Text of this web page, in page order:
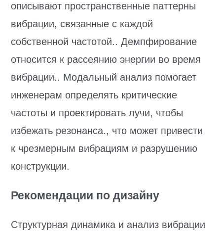
описывают пространственные паттерны
вибрации, связанные с каждой
собственной частотой.. Демпфирование
относится к рассеянию энергии во время
вибрации.. Модальный анализ помогает
инженерам определять критические
частоты и проектировать лучи, чтобы
избежать резонанса., что может привести
к чрезмерным вибрациям и разрушению
конструкции.
Рекомендации по дизайну
Структурная динамика и анализ вибрации